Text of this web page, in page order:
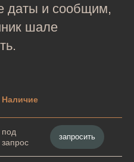
даты и сообщим,
шале
Наличие
под
запрос
запросить